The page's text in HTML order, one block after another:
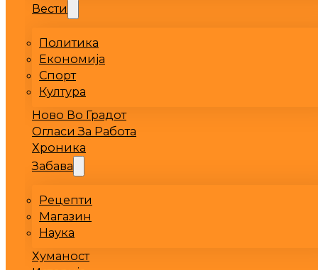
Вести
Политика
Економија
Спорт
Култура
Ново Во Градот
Огласи За Работа
Хроника
Забава
Рецепти
Магазин
Наука
Хуманост